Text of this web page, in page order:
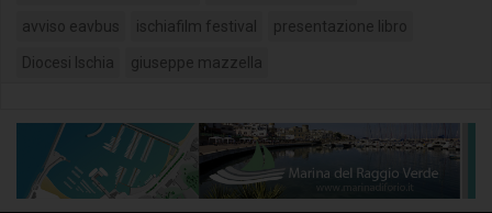
avviso eavbus ischiafilm festival presentazione libro
Diocesi Ischia giuseppe mazzella